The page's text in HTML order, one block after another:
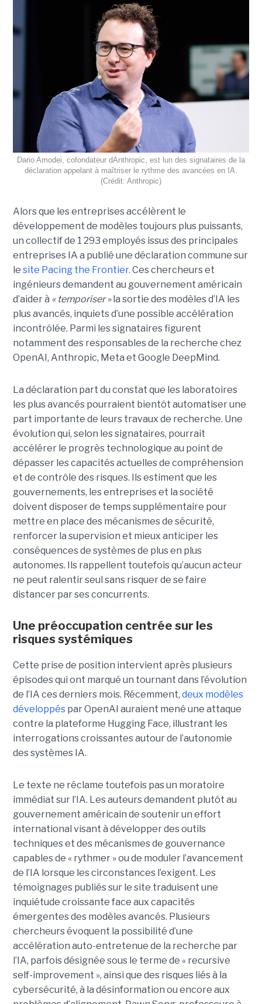
Dario Amodei, cofondateur dAnthropic, est lun des signataires de la
déclaration appelant à maîtriser le rythme des avancées en IA.
(Crédit: Anthropic)
Alors que les entreprises accélèrent le
développement de modèles toujours plus puissants,
un collectif de 1 293 employés issus des principales
entreprises IA a publié une déclaration commune sur
le site Pacing the Frontier. Ces chercheurs et
ingénieurs demandent au gouvernement américain
d’aider à « temporiser »la sortie des modèles d’IA les
plus avancés, inquiets d’une possible accélération
incontrôlée. Parmi les signataires figurent
notamment des responsables de la recherche chez
OpenAI, Anthropic, Meta et Google DeepMind.
La déclaration part du constat que les laboratoires
les plus avancés pourraient bientôt automatiser une
part importante de leurs travaux de recherche. Une
évolution qui, selon les signataires, pourrait
accélérer le progrès technologique au point de
dépasser les capacités actuelles de compréhension
et de contrôle des risques. Ils estiment que les
gouvernements, les entreprises et la société
doivent disposer de temps supplémentaire pour
mettre en place des mécanismes de sécurité,
renforcer la supervision et mieux anticiper les
conséquences de systèmes de plus en plus
autonomes. Ils rappellent toutefois qu’aucun acteur
ne peut ralentir seul sans risquer de se faire
distancer par ses concurrents.
Une préoccupation centrée sur les
risques systémiques
Cette prise de position intervient après plusieurs
épisodes qui ont marqué un tournant dans l’évolution
de l’IA ces derniers mois. Récemment, deux modèles
développéspar OpenAI auraient mené une attaque
contre la plateforme Hugging Face, illustrant les
interrogations croissantes autour de l’autonomie
des systèmes IA.
Le texte ne réclame toutefois pas un moratoire
immédiat sur l’IA. Les auteurs demandent plutôt au
gouvernement américain de soutenir un effort
international visant à développer des outils
techniques et des mécanismes de gouvernance
capables de « rythmer » ou de moduler l’avancement
de l’IA lorsque les circonstances l’exigent. Les
témoignages publiés sur le site traduisent une
inquiétude croissante face aux capacités
émergentes des modèles avancés. Plusieurs
chercheurs évoquent la possibilité d’une
accélération auto-entretenue de la recherche par
l’IA, parfois désignée sous le terme de « recursive
self-improvement », ainsi que des risques liés à la
cybersécurité, à la désinformation ou encore aux